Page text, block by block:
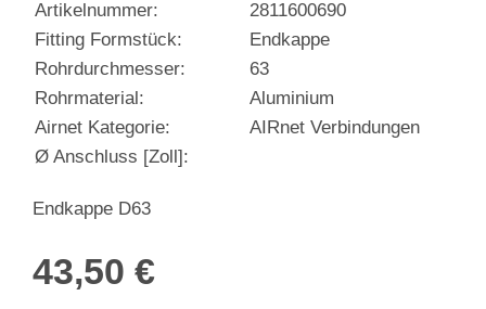
Artikelnummer:
2811600690
Fitting Formstück:
Endkappe
Rohrdurchmesser:
63
Rohrmaterial:
Aluminium
Airnet Kategorie:
AIRnet Verbindungen
Ø Anschluss [Zoll]:
Endkappe D63
43,50 €